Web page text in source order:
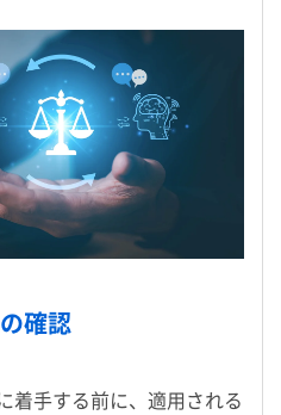
確認
着手する前に、適用される